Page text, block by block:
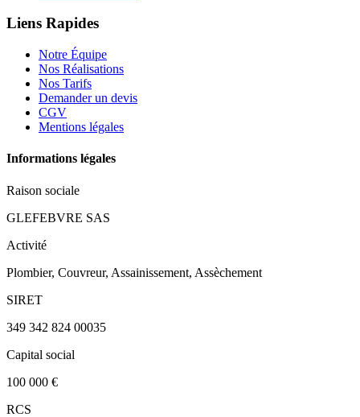
Liens Rapides
Notre Équipe
Nos Réalisations
Nos Tarifs
Demander un devis
CGV
Mentions légales
Informations légales
Raison sociale
GLEFEBVRE SAS
Activité
Plombier, Couvreur, Assainissement, Assèchement
SIRET
349 342 824 00035
Capital social
100 000 €
RCS